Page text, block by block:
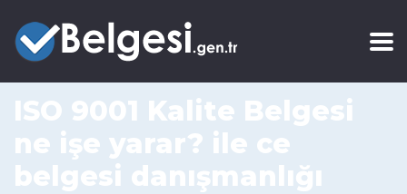
ISO 9001 Kalite Belgesi
ne işe yarar? ile ce
belgesi danışmanlığı